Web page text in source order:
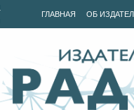
ГЛАВНАЯ ОБ